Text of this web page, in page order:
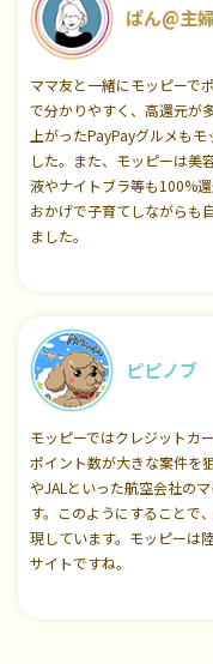
ぱん@主
ママ友と一緒にモッピーで
で分かりやすく、高還元が
上がったPayPayグルメも
した。また、モッピーは美
液やナイトブラ等も100%
おかげで子育てしながらも
ました。
ピピノブ
モッピーではクレジットカ
ポイント数が大きな案件を
やJALといった航空会社の
す。このようにすることで
現しています。モッピーは
サイトですね。